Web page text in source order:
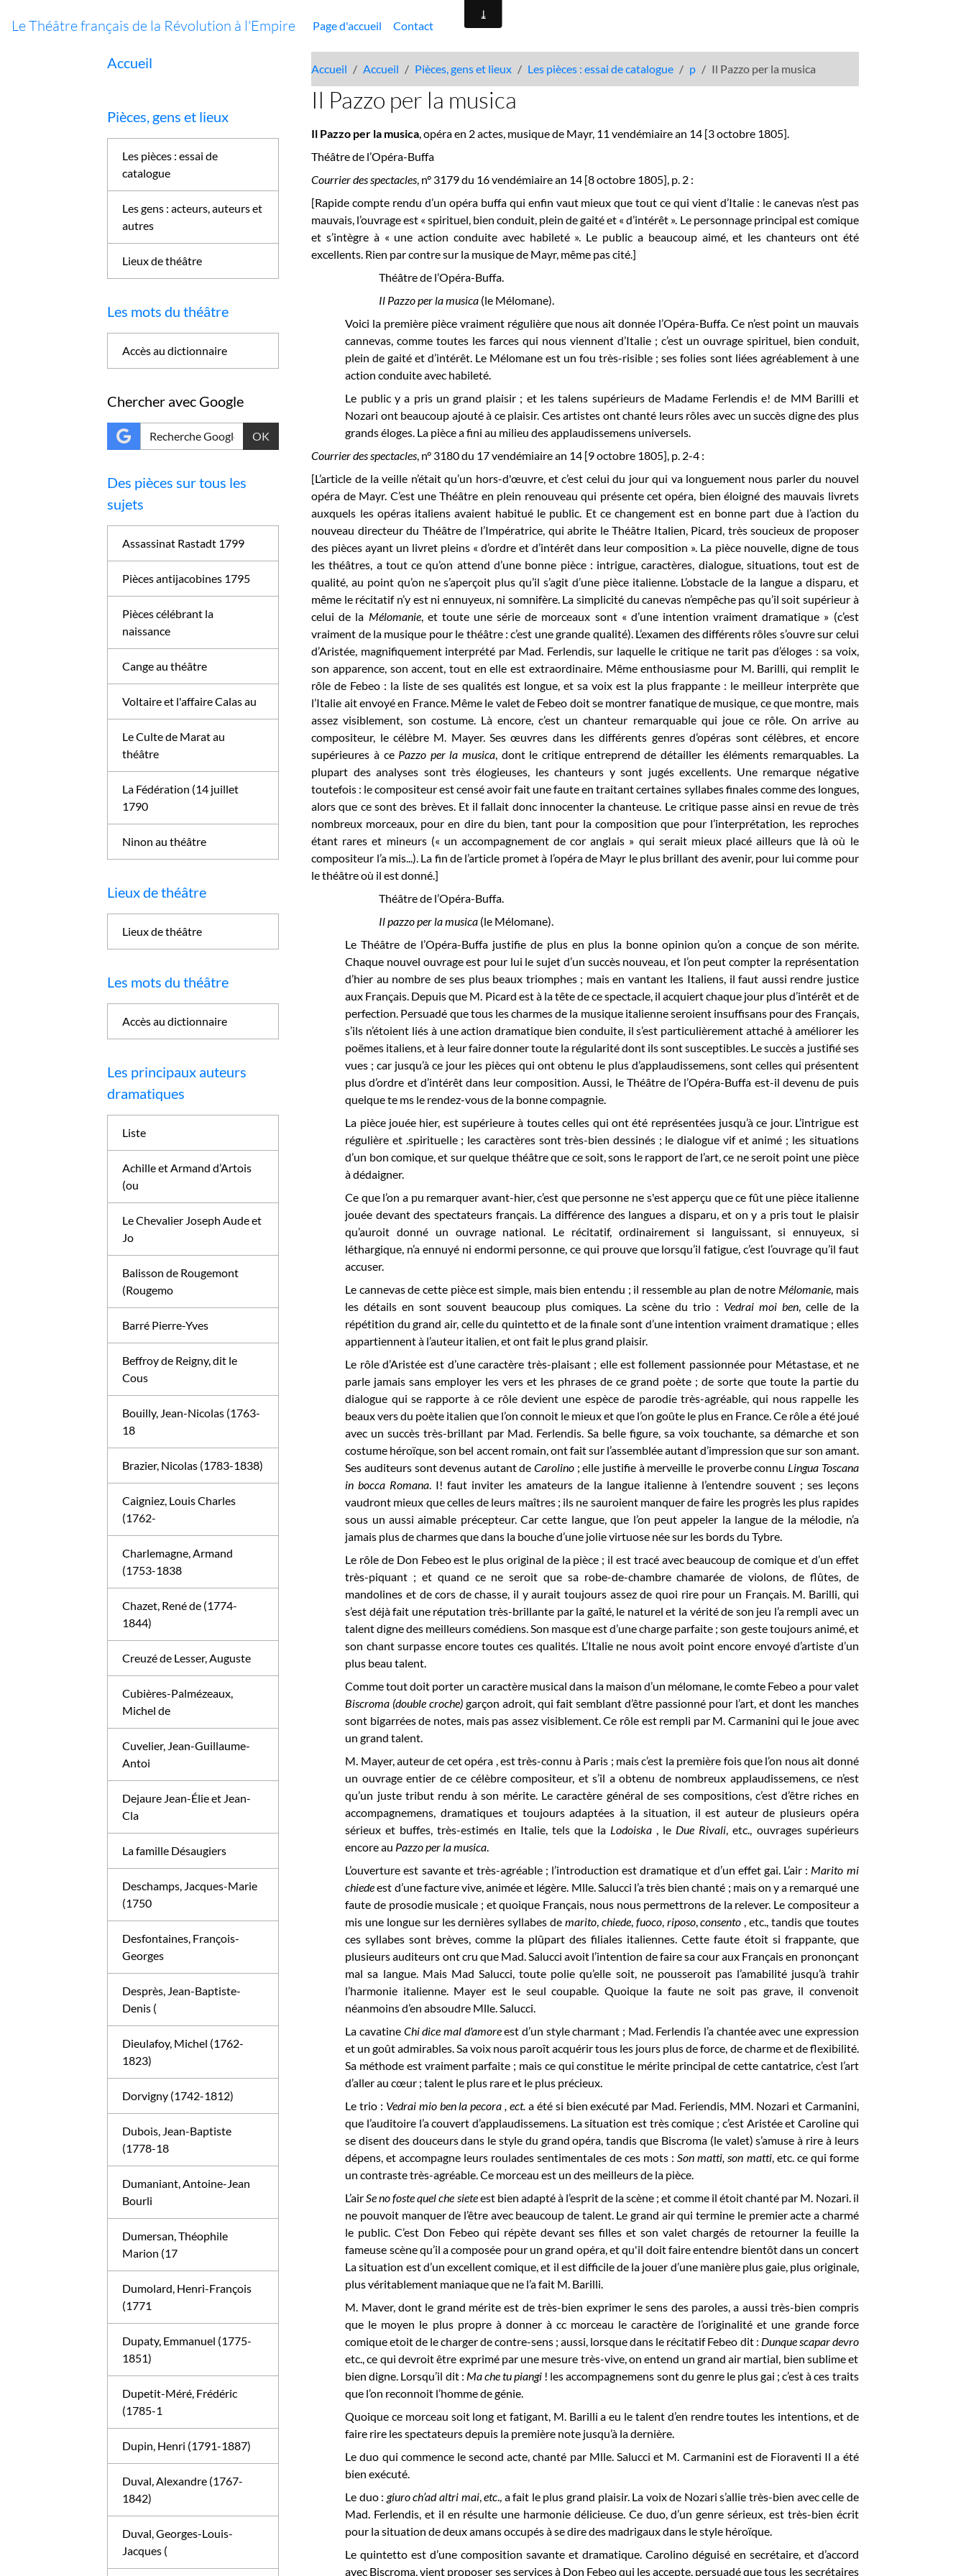
Le Théâtre français de la Révolution à l'Empire Page d'accueil Contact
Accueil Accueil Pièces, gens et lieux Les pièces : essai de catalogue p Il Pazzo per la musica
Il Pazzo per la musica
Il Pazzo per la musica, opéra en 2 actes, musique de Mayr, 11 vendémiaire an 14 [3 octobre 1805].
Théâtre de l’Opéra-Buffa
Courrier des spectacles, n° 3179 du 16 vendémiaire an 14 [8 octobre 1805], p. 2 :
[Rapide compte rendu d’un opéra buffa qui enfin vaut mieux que tout ce qui vient d’Italie : le canevas n’est pas
mauvais, l’ouvrage est « spirituel, bien conduit, plein de gaité et « d’intérêt ». Le personnage principal est comique
et s’intègre à « une action conduite avec habileté ». Le public a beaucoup aimé, et les chanteurs ont été
excellents. Rien par contre sur la musique de Mayr, même pas cité.]
Théâtre de l’Opéra-Buffa.
Il Pazzo per la musica (le Mélomane).
Voici la première pièce vraiment régulière que nous ait donnée l’Opéra-Buffa. Ce n’est point un mauvais
cannevas, comme toutes les farces qui nous viennent d’Italie ; c’est un ouvrage spirituel, bien conduit,
plein de gaité et d’intérêt. Le Mélomane est un fou très-risible ; ses folies sont liées agréablement à une
action conduite avec habileté.
Le public y a pris un grand plaisir ; et les talens supérieurs de Madame Ferlendis e! de MM Barilli et
Nozari ont beaucoup ajouté à ce plaisir. Ces artistes ont chanté leurs rôles avec un succès digne des plus
grands éloges. La pièce a fini au milieu des applaudissemens universels.
Courrier des spectacles, n° 3180 du 17 vendémiaire an 14 [9 octobre 1805], p. 2-4 :
[L’article de la veille n’était qu’un hors-d'œuvre, et c’est celui du jour qui va longuement nous parler du nouvel
opéra de Mayr. C’est une Théâtre en plein renouveau qui présente cet opéra, bien éloigné des mauvais livrets
auxquels les opéras italiens avaient habitué le public. Et ce changement est en bonne part due à l’action du
nouveau directeur du Théâtre de l’Impératrice, qui abrite le Théâtre Italien, Picard, très soucieux de proposer
des pièces ayant un livret pleins « d’ordre et d’intérêt dans leur composition ». La pièce nouvelle, digne de tous
les théâtres, a tout ce qu’on attend d’une bonne pièce : intrigue, caractères, dialogue, situations, tout est de
qualité, au point qu’on ne s’aperçoit plus qu’il s’agit d’une pièce italienne. L’obstacle de la langue a disparu, et
même le récitatif n’y est ni ennuyeux, ni somnifère. La simplicité du canevas n’empêche pas qu’il soit supérieur à
celui de la Mélomanie, et toute une série de morceaux sont « d’une intention vraiment dramatique » (c’est
vraiment de la musique pour le théâtre : c’est une grande qualité). L’examen des différents rôles s’ouvre sur celui
d’Aristée, magnifiquement interprété par Mad. Ferlendis, sur laquelle le critique ne tarit pas d’éloges : sa voix,
son apparence, son accent, tout en elle est extraordinaire. Même enthousiasme pour M. Barilli, qui remplit le
rôle de Febeo : la liste de ses qualités est longue, et sa voix est la plus frappante : le meilleur interprète que
l’Italie ait envoyé en France. Même le valet de Febeo doit se montrer fanatique de musique, ce que montre, mais
assez visiblement, son costume. Là encore, c’est un chanteur remarquable qui joue ce rôle. On arrive au
compositeur, le célèbre M. Mayer. Ses œuvres dans les différents genres d’opéras sont célèbres, et encore
supérieures à ce Pazzo per la musica, dont le critique entreprend de détailler les éléments remarquables. La
plupart des analyses sont très élogieuses, les chanteurs y sont jugés excellents. Une remarque négative
toutefois : le compositeur est censé avoir fait une faute en traitant certaines syllabes finales comme des longues,
alors que ce sont des brèves. Et il fallait donc innocenter la chanteuse. Le critique passe ainsi en revue de très
nombreux morceaux, pour en dire du bien, tant pour la composition que pour l’interprétation, les reproches
étant rares et mineurs (« un accompagnement de cor anglais » qui serait mieux placé ailleurs que là où le
compositeur l’a mis...). La fin de l’article promet à l’opéra de Mayr le plus brillant des avenir, pour lui comme pour
le théâtre où il est donné.]
Théâtre de l’Opéra-Buffa.
Il pazzo per la musica (le Mélomane).
Le Théâtre de l’Opéra-Buffa justifie de plus en plus la bonne opinion qu’on a conçue de son mérite.
Chaque nouvel ouvrage est pour lui le sujet d’un succès nouveau, et l’on peut compter la représentation
d’hier au nombre de ses plus beaux triomphes ; mais en vantant les Italiens, il faut aussi rendre justice
aux Français. Depuis que M. Picard est à la tête de ce spectacle, il acquiert chaque jour plus d’intérêt et de
perfection. Persuadé que tous les charmes de la musique italienne seroient insuffisans pour des Français,
s’ils n’étoient liés à une action dramatique bien conduite, il s’est particulièrement attaché à améliorer les
poëmes italiens, et à leur faire donner toute la régularité dont ils sont susceptibles. Le succès a justifié ses
vues ; car jusqu’à ce jour les pièces qui ont obtenu le plus d’applaudissemens, sont celles qui présentent
plus d’ordre et d’intérêt dans leur composition. Aussi, le Théâtre de l’Opéra-Buffa est-il devenu de puis
quelque te ms le rendez-vous de la bonne compagnie.
La pièce jouée hier, est supérieure à toutes celles qui ont été représentées jusqu’à ce jour. L’intrigue est
régulière et .spirituelle ; les caractères sont très-bien dessinés ; le dialogue vif et animé ; les situations
d’un bon comique, et sur quelque théâtre que ce soit, sons le rapport de l’art, ce ne seroit point une pièce
à dédaigner.
Ce que l’on a pu remarquer avant-hier, c’est que personne ne s'est apperçu que ce fût une pièce italienne
jouée devant des spectateurs français. La différence des langues a disparu, et on y a pris tout le plaisir
qu’auroit donné un ouvrage national. Le récitatif, ordinairement si languissant, si ennuyeux, si
léthargique, n’a ennuyé ni endormi personne, ce qui prouve que lorsqu’il fatigue, c’est l’ouvrage qu’il faut
accuser.
Le cannevas de cette pièce est simple, mais bien entendu ; il ressemble au plan de notre Mélomanie, mais
les détails en sont souvent beaucoup plus comiques. La scène du trio : Vedrai moi ben, celle de la
répétition du grand air, celle du quintetto et de la finale sont d’une intention vraiment dramatique ; elles
appartiennent à l’auteur italien, et ont fait le plus grand plaisir.
Le rôle d’Aristée est d’une caractère très-plaisant ; elle est follement passionnée pour Métastase, et ne
parle jamais sans employer les vers et les phrases de ce grand poète ; de sorte que toute la partie du
dialogue qui se rapporte à ce rôle devient une espèce de parodie très-agréable, qui nous rappelle les
beaux vers du poète italien que l’on connoit le mieux et que l’on goûte le plus en France. Ce rôle a été joué
avec un succès très-brillant par Mad. Ferlendis. Sa belle figure, sa voix touchante, sa démarche et son
costume héroïque, son bel accent romain, ont fait sur l’assemblée autant d’impression que sur son amant.
Ses auditeurs sont devenus autant deCarolino ; elle justifie à merveille le proverbe connu Lingua Toscana
in bocca Romana. I! faut inviter les amateurs de la langue italienne à l’entendre souvent ; ses leçons
vaudront mieux que celles de leurs maîtres ; ils ne sauroient manquer de faire les progrès les plus rapides
sous un aussi aimable précepteur. Car cette langue, que l’on peut appeler la langue de la mélodie, n’a
jamais plus de charmes que dans la bouche d’une jolie virtuose née sur les bords du Tybre.
Le rôle de Don Febeo est le plus original de la pièce ; il est tracé avec beaucoup de comique et d’un effet
très-piquant ; et quand ce ne seroit que sa robe-de-chambre chamarée de violons, de flûtes, de
mandolines et de cors de chasse, il y aurait toujours assez de quoi rire pour un Français. M. Barilli, qui
s’est déjà fait une réputation très-brillante par la gaîté, le naturel et la vérité de son jeu l’a rempli avec un
talent digne des meilleurs comédiens. Son masque est d’une charge parfaite ; son geste toujours animé, et
son chant surpasse encore toutes ces qualités. L’Italie ne nous avoit point encore envoyé d’artiste d’un
plus beau talent.
Comme tout doit porter un caractère musical dans la maison d’un mélomane, le comte Febeo a pour valet
Biscroma (double croche) garçon adroit, qui fait semblant d’être passionné pour l’art, et dont les manches
sont bigarrées de notes, mais pas assez visiblement. Ce rôle est rempli par M. Carmanini qui le joue avec
un grand talent.
M. Mayer, auteur de cet opéra , est très-connu à Paris ; mais c’est la première fois que l’on nous ait donné
un ouvrage entier de ce célèbre compositeur, et s’il a obtenu de nombreux applaudissemens, ce n’est
qu’un juste tribut rendu à son mérite. Le caractère général de ses compositions, c’est d’être riches en
accompagnemens, dramatiques et toujours adaptées à la situation, il est auteur de plusieurs opéra
sérieux et buffes, très-estimés en Italie, tels que la Lodoiska , le Due Rivali, etc., ouvrages supérieurs
encore au Pazzo per la musica.
L’ouverture est savante et très-agréable ; l’introduction est dramatique et d’un effet gai. L’air : Marito mi
chiedeest d’une facture vive, animée et légère. Mlle. Salucci l’a très bien chanté ; mais on y a remarqué une
faute de prosodie musicale ; et quoique Français, nous nous permettrons de la relever. Le compositeur a
mis une longue sur les dernières syllabes de marito, chiede, fuoco, riposo,consento , etc., tandis que toutes
ces syllabes sont brèves, comme la plûpart des filiales italiennes. Cette faute étoit si frappante, que
plusieurs auditeurs ont cru que Mad. Salucci avoit l’intention de faire sa cour aux Français en prononçant
mal sa langue. Mais Mad Salucci, toute polie qu’elle soit, ne pousseroit pas l’amabilité jusqu’à trahir
l’harmonie italienne. Mayer est le seul coupable. Quoique la faute ne soit pas grave, il convenoit
néanmoins d’en absoudre Mlle. Salucci.
La cavatine Chi dice mal d'amoreest d’un style charmant ; Mad. Ferlendis l’a chantée avec une expression
et un goût admirables. Sa voix nous paroît acquérir tous les jours plus de force, de charme et de flexibilité.
Sa méthode est vraiment parfaite ; mais ce qui constitue le mérite principal de cette cantatrice, c’est l’art
d’aller au cœur ; talent le plus rare et le plus précieux.
Le trio : Vedrai mio ben la pecora , ect. a été si bien exécuté par Mad. Feriendis, MM. Nozari et Carmanini,
que l’auditoire l’a couvert d’applaudissemens. La situation est très comique ; c’est Aristée et Caroline qui
se disent des douceurs dans le style du grand opéra, tandis que Biscroma (le valet) s’amuse à rire à leurs
dépens, et accompagne leurs roulades sentimentales de ces mots :Son matti, son matti, etc. ce qui forme
un contraste très-agréable. Ce morceau est un des meilleurs de la pièce.
L’airSe no foste quel che sieteest bien adapté à l’esprit de la scène ; et comme il étoit chanté par M. Nozari. il
ne pouvoit manquer de l’être avec beaucoup de talent. Le grand air qui termine le premier acte a charmé
le public. C’est Don Febeo qui répète devant ses filles et son valet chargés de retourner la feuille la
fameuse scène qu’il a composée pour un grand opéra, et qu'il doit faire entendre bientôt dans un concert
La situation est d’un excellent comique, et il est difficile de la jouer d’une manière plus gaie, plus originale,
plus véritablement maniaque que ne l’a fait M. Barilli.
M. Maver, dont le grand mérite est de très-bien exprimer le sens des paroles, a aussi très-bien compris
que le moyen le plus propre à donner à cc morceau le caractère de l’originalité et une grande force
comique etoit de le charger de contre-sens ; aussi, lorsque dans le récitatif Febeo dit : Dunque scapar devro
etc., ce qui devroit être exprimé par une mesure très-vive, on entend un grand air martial, bien sublime et
bien digne. Lorsqu’il dit : Ma che tu piangi ! les accompagnemens sont du genre le plus gai ; c’est à ces traits
que l’on reconnoit l’homme de génie.
Quoique ce morceau soit long et fatigant, M. Barilli a eu le talent d’en rendre toutes les intentions, et de
faire rire les spectateurs depuis la première note jusqu’à la dernière.
Le duo qui commence le second acte, chanté par Mlle. Salucci et M. Carmanini est de Fioraventi Il a été
bien exécuté.
Le duo : giuro ch’ad altri mai,etc., a fait le plus grand plaisir. La voix de Nozari s’allie très-bien avec celle de
Mad. Ferlendis, et il en résulte une harmonie délicieuse. Ce duo, d’un genre sérieux, est très-bien écrit
pour la situation de deux amans occupés à se dire des madrigaux dans le style héroïque.
Le quintetto est d’une composition savante et dramatique. Carolino déguisé en secrétaire, et d’accord
avec Biscroma, vient proposer ses services à Don Febeo qui les accepte, persuadé que tous les secrétaires
Accueil
Pièces, gens et lieux
Les pièces : essai de
catalogue
Les gens : acteurs, auteurs et
autres
Lieux de théâtre
Les mots du théâtre
Accès au dictionnaire
Chercher avec Google
OK
Des pièces sur tous les
sujets
Assassinat Rastadt 1799
Pièces antijacobines 1795
Pièces célébrant la
naissance
Cange au théâtre
Voltaire et l'affaire Calas au
Le Culte de Marat au
théâtre
La Fédération (14 juillet
1790
Ninon au théâtre
Lieux de théâtre
Lieux de théâtre
Les mots du théâtre
Accès au dictionnaire
Les principaux auteurs
dramatiques
Liste
Achille et Armand d’Artois
(ou
Le Chevalier Joseph Aude et
Jo
Balisson de Rougemont
(Rougemo
Barré Pierre-Yves
Beffroy de Reigny, dit le
Cous
Bouilly, Jean-Nicolas (1763-
18
Brazier, Nicolas (1783-1838)
Caigniez, Louis Charles
(1762-
Charlemagne, Armand
(1753-1838
Chazet, René de (1774-
1844)
Creuzé de Lesser, Auguste
Cubières-Palmézeaux,
Michel de
Cuvelier, Jean-Guillaume-
Antoi
Dejaure Jean-Élie et Jean-
Cla
La famille Désaugiers
Deschamps, Jacques-Marie
(1750
Desfontaines, François-
Georges
Desprès, Jean-Baptiste-
Denis (
Dieulafoy, Michel (1762-
1823)
Dorvigny (1742-1812)
Dubois, Jean-Baptiste
(1778-18
Dumaniant, Antoine-Jean
Bourli
Dumersan, Théophile
Marion (17
Dumolard, Henri-François
(1771
Dupaty, Emmanuel (1775-
1851)
Dupetit-Méré, Frédéric
(1785-1
Dupin, Henri (1791-1887)
Duval, Alexandre (1767-
1842)
Duval, Georges-Louis-
Jacques (